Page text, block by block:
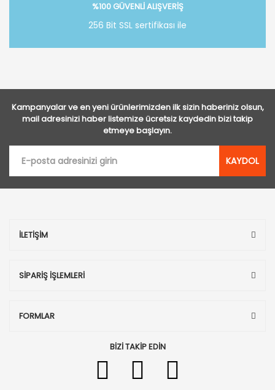
%100 GÜVENLİ ALIŞVERİŞ
256 Bit SSL sertifikası ile
Kampanyalar ve en yeni ürünlerimizden ilk sizin haberiniz olsun,
mail adresinizi haber listemize ücretsiz kaydedin bizi takip
etmeye başlayın.
KAYDOL
İLETİŞİM
SİPARİŞ İŞLEMLERİ
FORMLAR
BİZİ TAKİP EDİN